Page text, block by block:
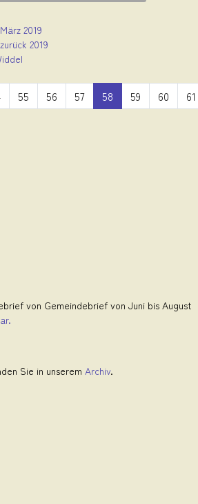
2019
2019
55 56 57 58 59 60 61
von Gemeindebrief von Juni bis August
Sie in unserem Archiv.